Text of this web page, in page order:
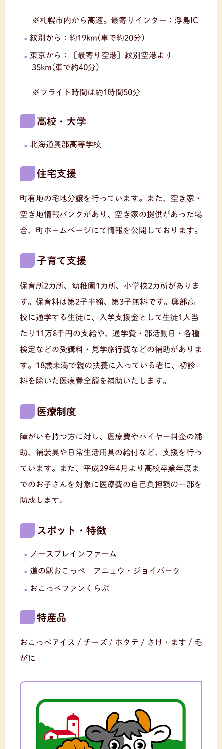
※札幌市内から高速。最寄りインター：浮島IC
紋別から：約19km(車で約20分)
東京から：［最寄り空港］紋別空港より
35km(車で約40分)
※フライト時間は約1時間50分
高校・大学
北海道興部高等学校
住宅支援
町有地の宅地分譲を行っています。また、空き家・
空き地情報バンクがあり、空き家の提供があった場
合、町ホームページにて情報を公開しております。
子育て支援
保育所2カ所、幼稚園1カ所、小学校2カ所がありま
す。保育料は第2子半額、第3子無料です。興部高
校に通学する生徒に、入学支援金として生徒1人当
たり11万8千円の支給や、通学費・部活動日・各種
検定などの受講料・見学旅行費などの補助がありま
す。18歳未満で親の扶養に入っている者に、初診
料を除いた医療費全額を補助いたします。
医療制度
障がいを持つ方に対し、医療費やハイヤー料金の補
助、補装具や日常生活用具の給付など、支援を行っ
ています。また、平成29年4月より高校卒業年度ま
でのお子さんを対象に医療費の自己負担額の一部を
助成します。
スポット・特徴
ノースプレインファーム
道の駅おこっぺ アニュウ・ジョイパーク
おこっぺファンくらぶ
特産品
おこっぺアイス / チーズ / ホタテ / さけ・ます / 毛
がに